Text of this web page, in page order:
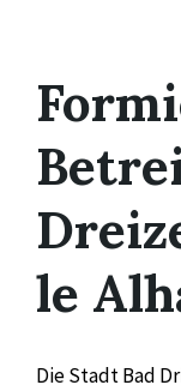
le
Die Stadt Bad